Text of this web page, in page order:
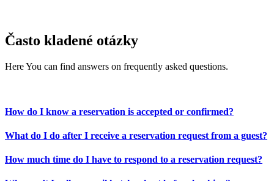
Často kladené otázky
Here You can find answers on frequently asked questions.
How do I know a reservation is accepted or confirmed?
What do I do after I receive a reservation request from a guest?
How much time do I have to respond to a reservation request?